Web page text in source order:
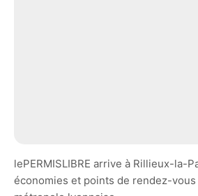
lePERMISLIBRE arrive à Rillieux-la-
économies et points de rendez-